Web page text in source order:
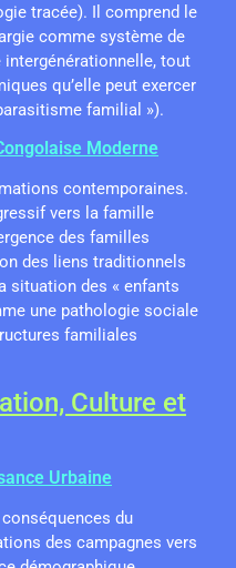
tracée). Il comprend le
comme système de
tout
qu’elle peut exercer
familial »).
Moderne
contemporaines.
vers la famille
des familles
des liens traditionnels
situation des « enfants
une pathologie sociale
familiales
Culture et
Urbaine
du
des campagnes vers